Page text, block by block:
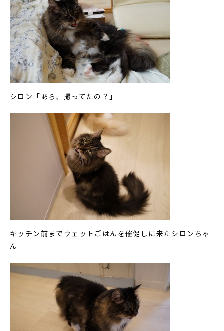
シロン「あら、撮ってたの？」
キッチン前までウェットごはんを催促しに来たシロンちゃ
ん